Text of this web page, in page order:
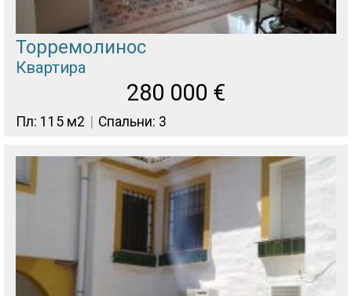
Торремолинос
Квартира
280 000 €
Пл: 115 м2 Спальни: 3